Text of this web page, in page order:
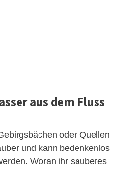
aus dem Fluss
oder Quellen
und kann bedenkenlos
Woran ihr sauberes